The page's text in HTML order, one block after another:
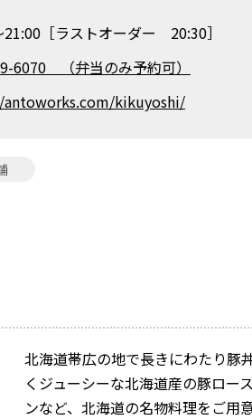
21:00［ラストオーダー 20:30］
6070 （弁当のみ予約可）
kikuyoshi/
北海道帯広の地で長きにわたり豚
くジューシーな北海道産の豚ロー
ンなど、北海道の名物料理をご用